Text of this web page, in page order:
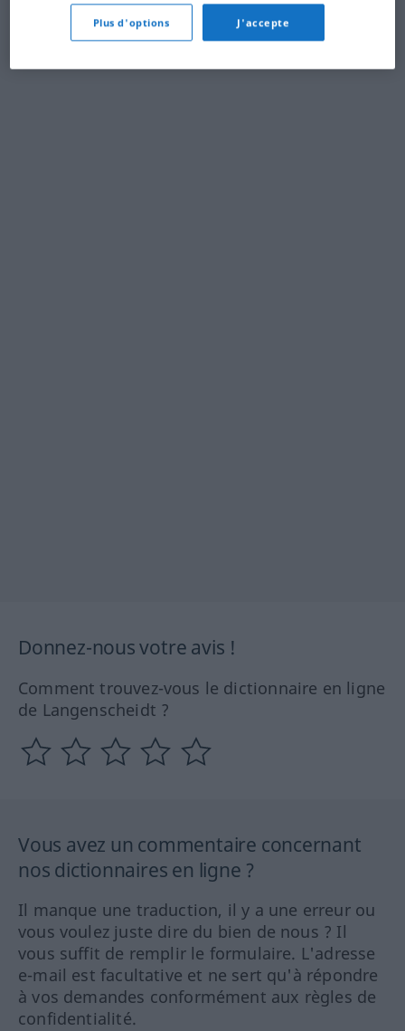
Donnez-nous votre avis !
Comment trouvez-vous le dictionnaire en ligne
de Langenscheidt ?
Vous avez un commentaire concernant
nos dictionnaires en ligne ?
Il manque une traduction, il y a une erreur ou
vous voulez juste dire du bien de nous ? Il
vous suffit de remplir le formulaire. L'adresse
e-mail est facultative et ne sert qu'à répondre
à vos demandes conformément aux règles de
confidentialité.
Plus d'options J'accepte